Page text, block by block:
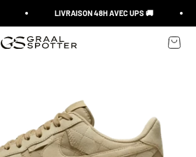
LIVRAISON 48H AVEC UPS 🚚
Graal Spotter Open